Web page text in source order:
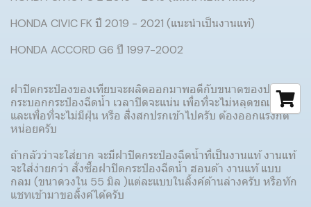
HONDA CIVIC FK ปี 2019 - 2021 (แนะนำเป็นงานแท้)
HONDA ACCORD G6 ปี 1997-2002
ฝาปิดกระป๋องของเทียบจะผลิตออกมาพอดีกับขนาดของปาก
กระบอกกระป๋องฉีดน้ำ เวลาปิดจะแน่น เพื่อที่จะไม่หลุดขณะขับรถ
และเพื่อที่จะไม่มีฝุ่น หรือ สิ่งสกปรกเข้าไปครับ ต้องออกแรงกด
หน่อยครับ
ถ้ากลัวว่าจะใส่ยาก จะมีฝาปิดกระป๋องฉีดน้ำที่เป็นงานแท้ งานแท้
จะใส่ง่ายกว่า สั่งซื้อฝาปิดกระป๋องฉีดน้ำ ฮอนด้า งานแท้ แบบ
กลม (ขนาดวงใน 55 มิล )แต่ละแบบในลิ้งค์ด้านล่างครับ หรือทัก
แชทเข้ามาขอลิ้งค์ได้ครับ